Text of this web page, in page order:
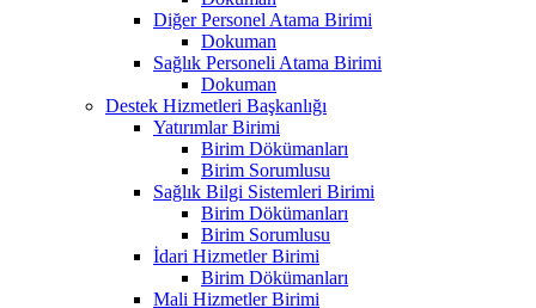
Diğer Personel Atama Birimi
Dokuman
Sağlık Personeli Atama Birimi
Dokuman
Destek Hizmetleri Başkanlığı
Yatırımlar Birimi
Birim Dökümanları
Birim Sorumlusu
Sağlık Bilgi Sistemleri Birimi
Birim Dökümanları
Birim Sorumlusu
İdari Hizmetler Birimi
Birim Dökümanları
Mali Hizmetler Birimi